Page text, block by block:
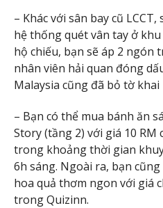
– Khác với sân bay cũ
hệ thống quét vân tay ở
hộ chiếu, bạn sẽ áp 2 ngón
nhân viên hải quan đóng
Malaysia cũng đã bỏ tờ khai
– Bạn có thể mua bánh ăn
Story (tầng 2) với giá 10 RM
trong khoảng thời gian
6h sáng. Ngoài ra, bạn
hoa quả thơm ngon với giá
trong Quizinn.